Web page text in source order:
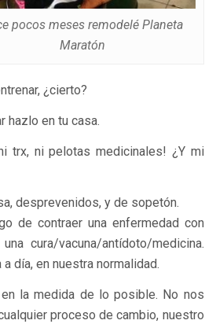
pocos meses remodelé Planeta
Maratón
¿cierto?
hazlo en tu casa.
trx, ni pelotas medicinales! ¿Y mi
desprevenidos, y de sopetón.
de contraer una enfermedad con
cura/vacuna/antídoto/medicina.
día, en nuestra normalidad.
la medida de lo posible. No nos
proceso de cambio, nuestro